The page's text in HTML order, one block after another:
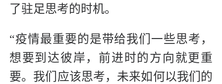
了驻足思考的时机。
“疫情最重要的是带给我们一些思考，
想要到达彼岸，前进时的方向就更重
要。我们应该思考，未来如何以我们的